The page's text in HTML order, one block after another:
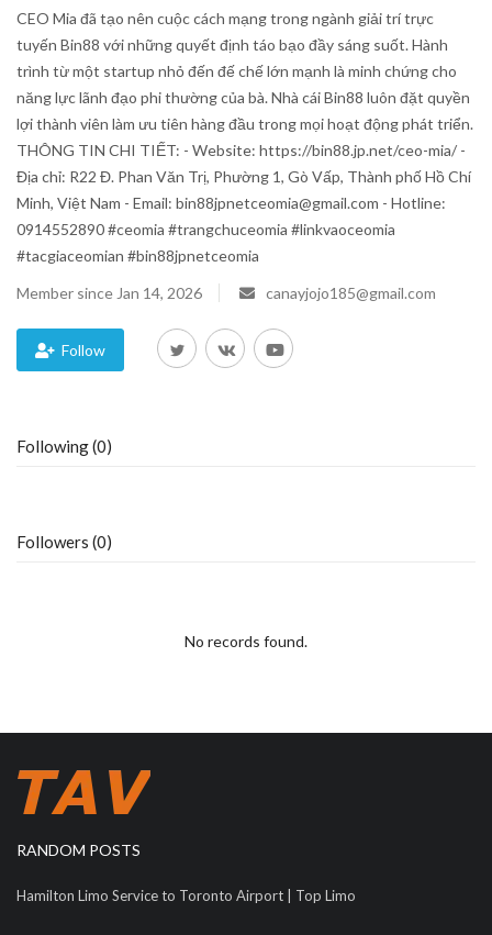
Gallery
Blog
Trending
Fashion
Sitemap
News
CEO Mia đã tạo nên cuộc cách mạng trong ngành giải trí trực
tuyến Bin88 với những quyết định táo bạo đầy sáng suốt. Hành
trình từ một startup nhỏ đến đế chế lớn mạnh là minh chứng cho
năng lực lãnh đạo phi thường của bà. Nhà cái Bin88 luôn đặt quyền
lợi thành viên làm ưu tiên hàng đầu trong mọi hoạt động phát triển.
THÔNG TIN CHI TIẾT: - Website: https://bin88.jp.net/ceo-mia/ -
Địa chỉ: R22 Đ. Phan Văn Trị, Phường 1, Gò Vấp, Thành phố Hồ Chí
Minh, Việt Nam - Email: bin88jpnetceomia@gmail.com - Hotline:
0914552890 #ceomia #trangchuceomia #linkvaoceomia
#tacgiaceomian #bin88jpnetceomia
Member since Jan 14, 2026
canayjojo185@gmail.com
Follow
Following (0)
Followers (0)
No records found.
RANDOM POSTS
Hamilton Limo Service to Toronto Airport | Top Limo